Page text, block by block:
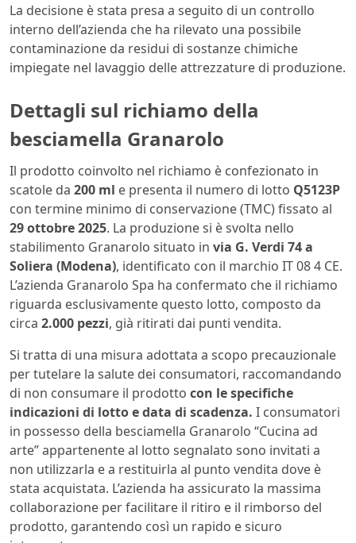
La decisione è stata presa a seguito di un controllo
interno dell’azienda che ha rilevato una possibile
contaminazione da residui di sostanze chimiche
impiegate nel lavaggio delle attrezzature di produzione.
Dettagli sul richiamo della
besciamella Granarolo
Il prodotto coinvolto nel richiamo è confezionato in
scatole da 200 ml e presenta il numero di lotto Q5123P
con termine minimo di conservazione (TMC) fissato al
29 ottobre 2025. La produzione si è svolta nello
stabilimento Granarolo situato in via G. Verdi 74 a
Soliera (Modena), identificato con il marchio IT 08 4 CE.
L’azienda Granarolo Spa ha confermato che il richiamo
riguarda esclusivamente questo lotto, composto da
circa 2.000 pezzi, già ritirati dai punti vendita.
Si tratta di una misura adottata a scopo precauzionale
per tutelare la salute dei consumatori, raccomandando
di non consumare il prodotto con le specifiche
indicazioni di lotto e data di scadenza. I consumatori
in possesso della besciamella Granarolo “Cucina ad
arte” appartenente al lotto segnalato sono invitati a
non utilizzarla e a restituirla al punto vendita dove è
stata acquistata. L’azienda ha assicurato la massima
collaborazione per facilitare il ritiro e il rimborso del
prodotto, garantendo così un rapido e sicuro